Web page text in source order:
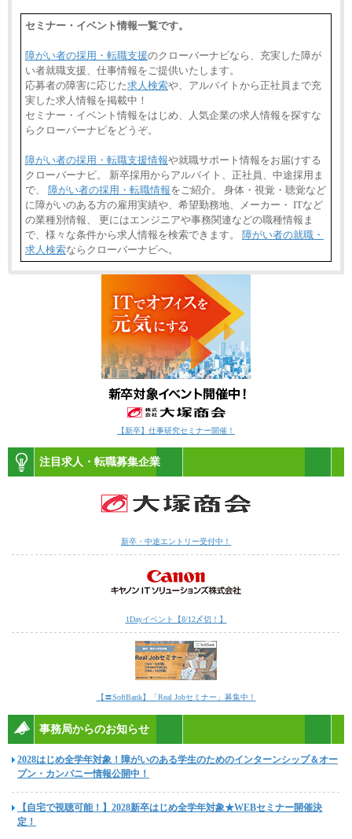
セミナー・イベント情報一覧です。
障がい者の採用・転職支援のクローバーナビなら、充実した障が
い者就職支援、仕事情報をご提供いたします。
応募者の障害に応じた求人検索や、アルバイトから正社員まで充
実した求人情報を掲載中！
セミナー・イベント情報をはじめ、人気企業の求人情報を探すな
らクローバーナビをどうぞ。
障がい者の採用・転職支援情報や就職サポート情報をお届けする
クローバーナビ。 新卒採用からアルバイト、正社員、中途採用ま
で、 障がい者の採用・転職情報をご紹介。 身体・視覚・聴覚など
に障がいのある方の雇用実績や、希望勤務地、メーカー・ ITなど
の業種別情報、 更にはエンジニアや事務関連などの職種情報ま
で、様々な条件から求人情報を検索できます。 障がい者の就職・
求人検索ならクローバーナビへ。
【新卒】仕事研究セミナー開催！
注目求人・転職募集企業
新卒・中途エントリー受付中！
1Dayイベント【8/12〆切！】
【〓SoftBank】「Real Jobセミナー」募集中！
事務局からのお知らせ
2028はじめ全学年対象！障がいのある学生のためのインターンシップ＆オー
プン・カンパニー情報公開中！
【自宅で視聴可能！】2028新卒はじめ全学年対象★WEBセミナー開催決
定！